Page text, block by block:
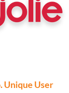
Unique User